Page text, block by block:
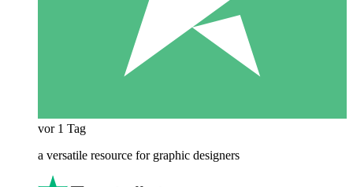
vor 1 Tag
a versatile resource for graphic designers